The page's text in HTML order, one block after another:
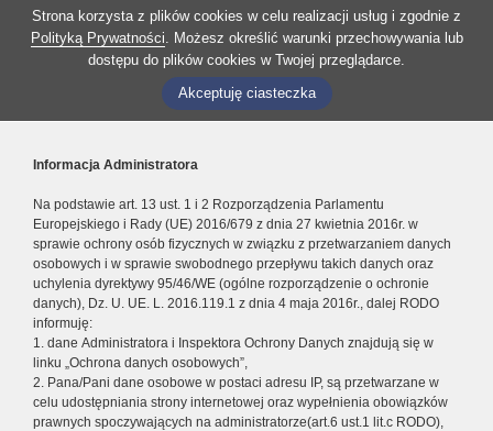
Strona korzysta z plików cookies w celu realizacji usług i zgodnie z
Polityką Prywatności. Możesz określić warunki przechowywania lub
dostępu do plików cookies w Twojej przeglądarce.
Akceptuję ciasteczka
Informacja Administratora
Na podstawie art. 13 ust. 1 i 2 Rozporządzenia Parlamentu
Europejskiego i Rady (UE) 2016/679 z dnia 27 kwietnia 2016r. w
sprawie ochrony osób fizycznych w związku z przetwarzaniem danych
osobowych i w sprawie swobodnego przepływu takich danych oraz
uchylenia dyrektywy 95/46/WE (ogólne rozporządzenie o ochronie
danych), Dz. U. UE. L. 2016.119.1 z dnia 4 maja 2016r., dalej RODO
informuję:
1. dane Administratora i Inspektora Ochrony Danych znajdują się w
linku „Ochrona danych osobowych”,
2. Pana/Pani dane osobowe w postaci adresu IP, są przetwarzane w
celu udostępniania strony internetowej oraz wypełnienia obowiązków
prawnych spoczywających na administratorze(art.6 ust.1 lit.c RODO),